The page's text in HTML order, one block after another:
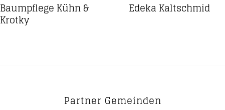
Baumpflege Kühn &
Krotky
Edeka Kaltschmid
Partner Gemeinden